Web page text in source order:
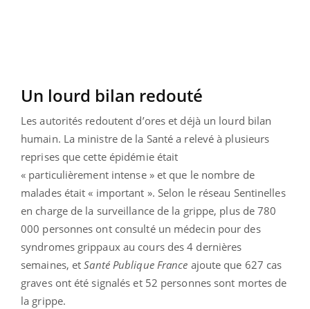
Un lourd bilan redouté
Les autorités redoutent d’ores et déjà un lourd bilan
humain. La ministre de la Santé a relevé à plusieurs
reprises que cette épidémie était
« particulièrement intense » et que le nombre de
malades était « important ». Selon le réseau Sentinelles
en charge de la surveillance de la grippe, plus de 780
000 personnes ont consulté un médecin pour des
syndromes grippaux au cours des 4 dernières
semaines, etSanté Publique France ajoute que 627 cas
graves ont été signalés et 52 personnes sont mortes de
la grippe.